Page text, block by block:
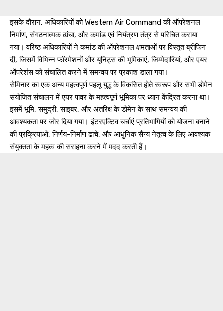
इसके दौरान, अधिकारियों को Western Air Command की ऑपरेशनल
निर्माण, संगठनात्मक ढांचा, और कमांड एवं नियंत्रण तंत्र से परिचित कराया
गया। वरिष्ठ अधिकारियों ने कमांड की ऑपरेशनल क्षमताओं पर विस्तृत ब्रीफिंग
दी, जिसमें विभिन्न फॉरमेशनों और यूनिट्स की भूमिकाएं, जिम्मेदारियां, और एयर
ऑपरेशंस को संचालित करने में समन्वय पर प्रकाश डाला गया।
सेमिनार का एक अन्य महत्वपूर्ण पहलू युद्ध के विकसित होते स्वरूप और सभी डोमेन
संयोजित संचालन में एयर पावर के महत्वपूर्ण भूमिका पर ध्यान केंद्रित करना था।
इसमें भूमि, समुद्री, साइबर, और अंतरिक्ष के डोमेन के साथ समन्वय की
आवश्यकता पर जोर दिया गया। इंटरएक्टिव चर्चाएं प्रतिभागियों को योजना बनाने
की प्रक्रियाओं, निर्णय-निर्माण ढांचे, और आधुनिक सैन्य नेतृत्व के लिए आवश्यक
संयुक्तता के महत्व की सराहना करने में मदद करती हैं।